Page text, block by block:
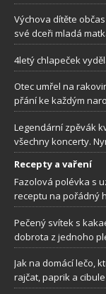
Výchova dítěte
své dceři mladá
4letý chlapeček
Otec umřel na
přání ke každým
Legendární zpěvák
všechny koncerty.
Recepty a vaření
Fazolová polévka s
receptu na pořádný
Pečený svítek s
dobrota z jednoho
Jak na domácí lečo,
rajčat, paprik a